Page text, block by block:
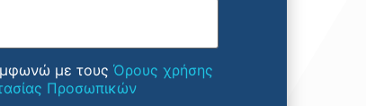
με τους Όρους χρήσης
Προσωπικών